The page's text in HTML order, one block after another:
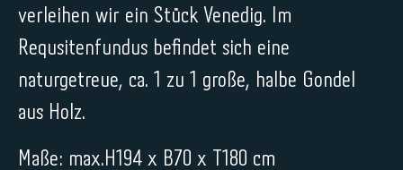
verleihen wir ein Stück Venedig. Im
Requsitenfundus befindet sich eine
naturgetreue, ca. 1 zu 1 große, halbe Gondel
aus Holz.
Maße: max.H194 x B70 x T180 cm